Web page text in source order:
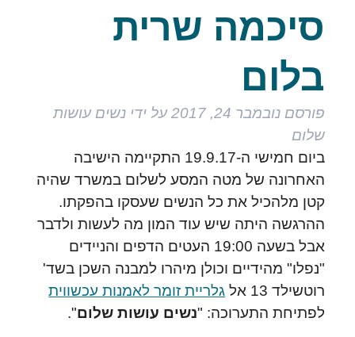
סיכמה שרית
בלום
פורסם נובמבר 24, 2017 על ידי נשים עושות
שלום
ביום חמישי ה-19.9.17 התקיימה הישיבה
האחרונה של מטה המסע לשלום במשרד שהיה
קטן מלהכיל את כל הנשים שעסקו בהפקתו.
ההרגשה היתה שיש עוד המון מה לעשות ולדבר
אבל בשעה 19:00 העטים הדפים והניידים
"נפלו" מהידיים וכולן מיהרו למבנה השכן בשד'
רוטשילד 13 אל
גלריית זומר לאמנות עכשווית
לפתיחת התערוכה: "נשים עושות שלום".